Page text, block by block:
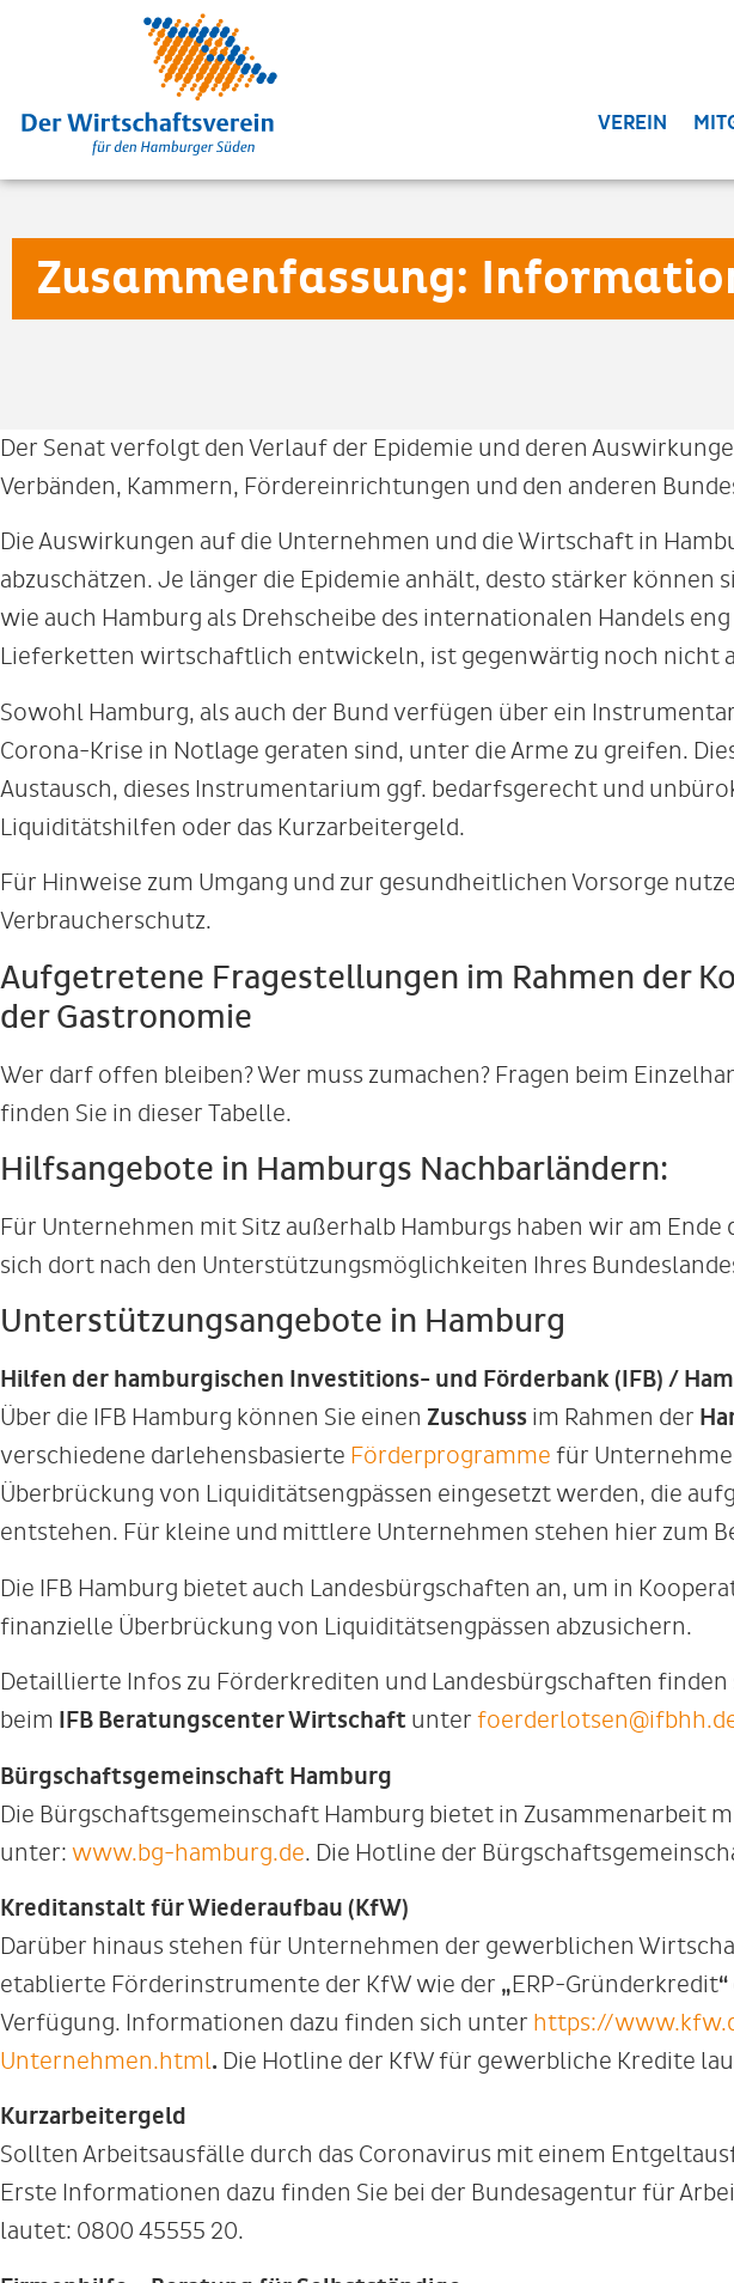
VEREIN
Zusammenfassung:
Der Senat verfolgt den Verlauf der Epidemie und deren
Verbänden, Kammern, Fördereinrichtungen und den anderen
Die Auswirkungen auf die Unternehmen und die Wirtschaft in
abzuschätzen. Je länger die Epidemie anhält, desto stärker
wie auch Hamburg als Drehscheibe des internationalen Handels
Lieferketten wirtschaftlich entwickeln, ist gegenwärtig noch nicht
Sowohl Hamburg, als auch der Bund verfügen über ein
Corona-Krise in Notlage geraten sind, unter die Arme zu greifen.
Austausch, dieses Instrumentarium ggf. bedarfsgerecht und
Liquiditätshilfen oder das Kurzarbeitergeld.
Für Hinweise zum Umgang und zur gesundheitlichen Vorsorge
Verbraucherschutz.
Aufgetretene Fragestellungen im Rahmen der
der Gastronomie
Wer darf offen bleiben? Wer muss zumachen? Fragen beim
finden Sie in dieser Tabelle.
Hilfsangebote in Hamburgs Nachbarländern:
Für Unternehmen mit Sitz außerhalb Hamburgs haben wir am
sich dort nach den Unterstützungsmöglichkeiten Ihres
Unterstützungsangebote in Hamburg
Hilfen der hamburgischen Investitions- und Förderbank (IFB) /
Über die IFB Hamburg können Sie einen Zuschuss im Rahmen der
verschiedene darlehensbasierte Förderprogramme für
Überbrückung von Liquiditätsengpässen eingesetzt werden, die
entstehen. Für kleine und mittlere Unternehmen stehen hier zum
Die IFB Hamburg bietet auch Landesbürgschaften an, um in
finanzielle Überbrückung von Liquiditätsengpässen abzusichern.
Detaillierte Infos zu Förderkrediten und Landesbürgschaften
beim IFB Beratungscenter Wirtschaft unter
Bürgschaftsgemeinschaft Hamburg
Die Bürgschaftsgemeinschaft Hamburg bietet in Zusammenarbeit
unter: www.bg-hamburg.de. Die Hotline der
Kreditanstalt für Wiederaufbau (KfW)
Darüber hinaus stehen für Unternehmen der gewerblichen
etablierte Förderinstrumente der KfW wie der „ERP-Gründerkredit“
Verfügung. Informationen dazu finden sich unter https://
Unternehmen.html. Die Hotline der KfW für gewerbliche Kredite
Kurzarbeitergeld
Sollten Arbeitsausfälle durch das Coronavirus mit einem
Erste Informationen dazu finden Sie bei der Bundesagentur für
lautet: 0800 45555 20.